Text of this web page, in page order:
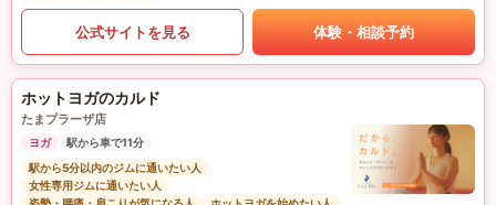
公式サイトを見る 体験・相談予約
ホットヨガのカルド
たまプラーザ店
ヨガ
駅から車で11分
駅から5分以内のジムに通いたい人
女性専用ジムに通いたい人